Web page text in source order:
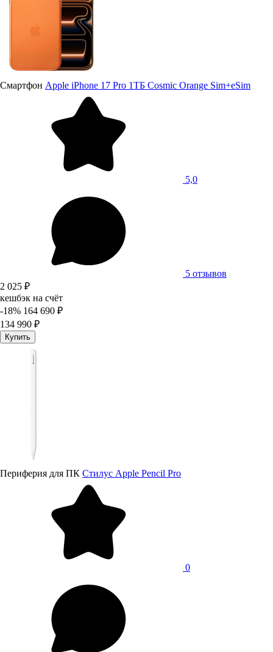
Смартфон Apple iPhone 17 Pro 1ТБ Cosmic Orange Sim+eSim
5,0
5 отзывов
2 025 ₽
кешбэк на счёт
-18% 164 690 ₽
134 990 ₽
Купить
Периферия для ПК Стилус Apple Pencil Pro
0